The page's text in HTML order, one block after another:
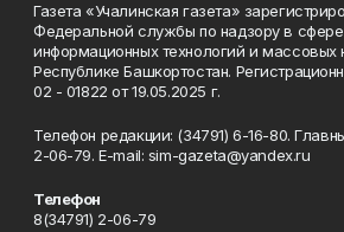
Газета «Учалинская газета»
Федеральной службы по надзору в
информационных технологий и массовых
Республике Башкортостан.
02 - 01822 от 19.05.2025 г.
Телефон редакции: (34791) 6-16-80.
2-06-79. Е-mаil: sim-gazeta@yandex.ru
Телефон
8(34791) 2-06-79